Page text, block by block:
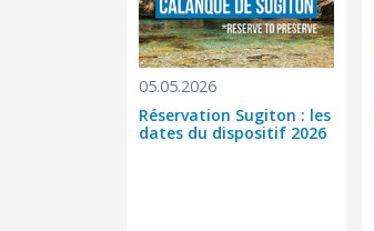
05.05.2026
Réservation Sugiton : les
dates du dispositif 2026